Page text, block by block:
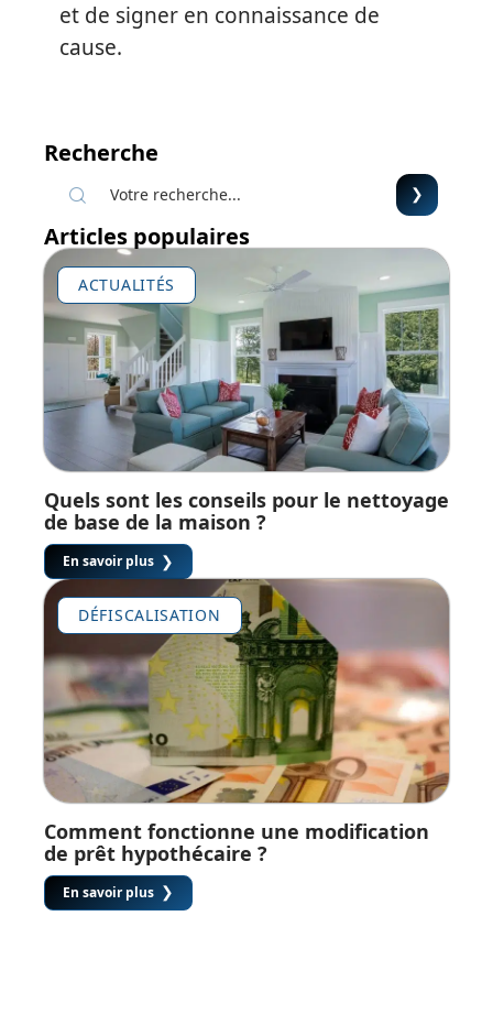
et de signer en connaissance de
cause.
Recherche
Articles populaires
ACTUALITÉS
Quels sont les conseils pour le nettoyage
de base de la maison ?
En savoir plus
DÉFISCALISATION
Comment fonctionne une modification
de prêt hypothécaire ?
En savoir plus